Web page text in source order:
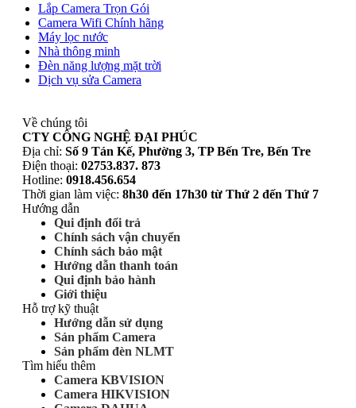
Lắp Camera Trọn Gói
Camera Wifi Chính hãng
Máy lọc nước
Nhà thông minh
Đèn năng lượng mặt trời
Dịch vụ sửa Camera
Về chúng tôi
CTY CÔNG NGHỆ ĐẠI PHÚC
Địa chỉ: Số 9 Tán Kế, Phường 3, TP Bến Tre, Bến Tre
Điện thoại: 02753.837. 873
Hotline: 0918.456.654
Thời gian làm việc: 8h30 đến 17h30 từ Thứ 2 đến Thứ 7
Hướng dẫn
Qui định đổi trả
Chính sách vận chuyển
Chính sách bảo mật
Hướng dẫn thanh toán
Qui định bảo hành
Giới thiệu
Hỗ trợ kỹ thuật
Hướng dẫn sử dụng
Sản phẩm Camera
Sản phẩm đèn NLMT
Tìm hiểu thêm
Camera KBVISION
Camera HIKVISION